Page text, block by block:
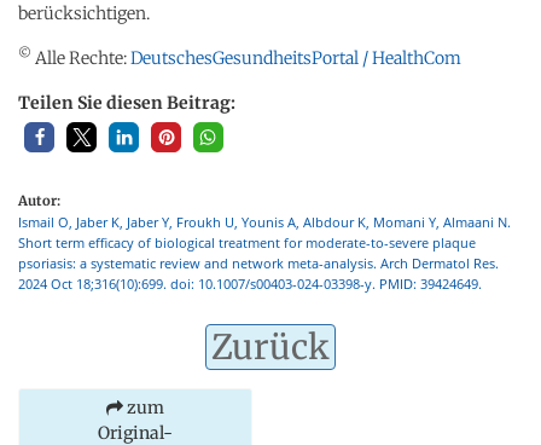
berücksichtigen.
© Alle Rechte:DeutschesGesundheitsPortal / HealthCom
Teilen Sie diesen Beitrag:
Autor:
Ismail O, Jaber K, Jaber Y, Froukh U, Younis A, Albdour K, Momani Y, Almaani N.
Short term efficacy of biological treatment for moderate-to-severe plaque
psoriasis: a systematic review and network meta-analysis. Arch Dermatol Res.
2024 Oct 18;316(10):699. doi: 10.1007/s00403-024-03398-y. PMID: 39424649.
Zurück
zum
Original-